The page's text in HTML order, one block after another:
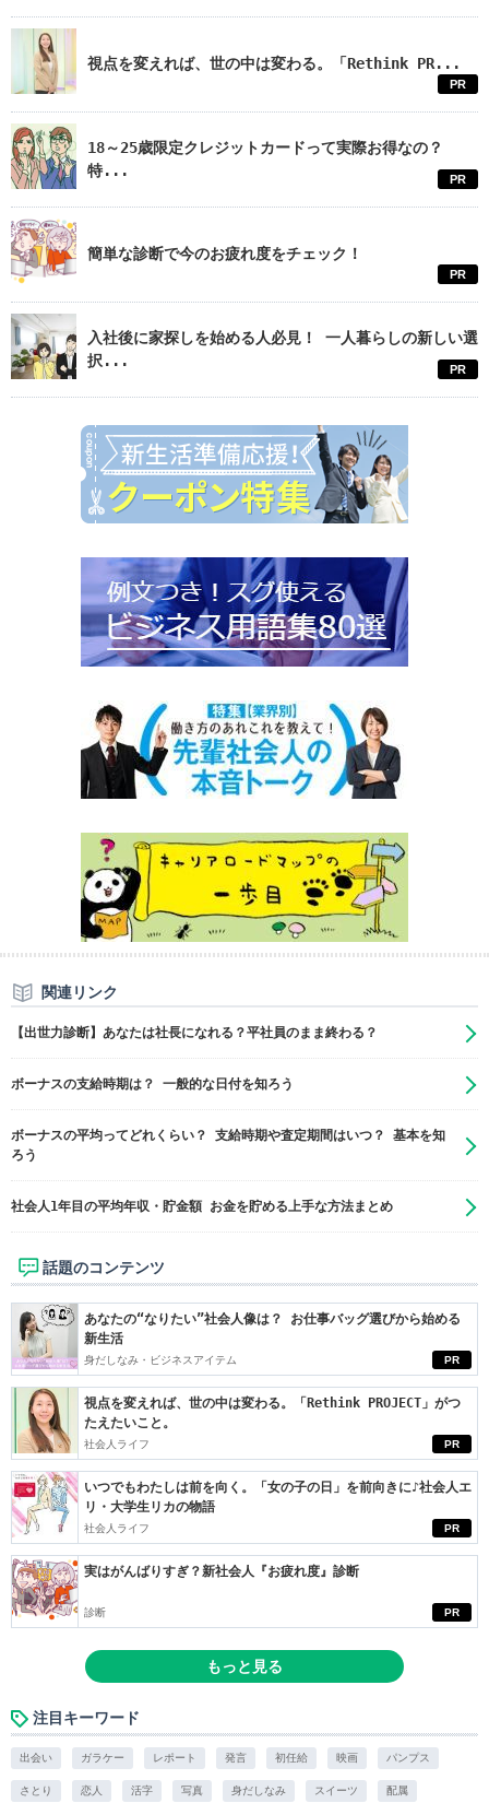
視点を変えれば、世の中は変わる。「Rethink PR...
PR
18～25歳限定クレジットカードって実際お得なの？
特...
PR
簡単な診断で今のお疲れ度をチェック！
PR
入社後に家探しを始める人必見！ 一人暮らしの新しい選
択...
PR
関連リンク
【出世力診断】あなたは社長になれる？平社員のまま終わる？
ボーナスの支給時期は？ 一般的な日付を知ろう
ボーナスの平均ってどれくらい？ 支給時期や査定期間はいつ？ 基本を知
ろう
社会人1年目の平均年収・貯金額 お金を貯める上手な方法まとめ
話題のコンテンツ
PR
あなたの“なりたい”社会人像は？ お仕事バッグ選びから始める
新生活
身だしなみ・ビジネスアイテム
PR
視点を変えれば、世の中は変わる。「Rethink PROJECT」がつ
たえたいこと。
社会人ライフ
PR
いつでもわたしは前を向く。「女の子の日」を前向きに♪社会人エ
リ・大学生リカの物語
社会人ライフ
PR
実はがんばりすぎ？新社会人『お疲れ度』診断
診断
もっと見る
注目キーワード
出会い ガラケー レポート 発言 初任給 映画 パンプス
さとり 恋人 活字 写真 身だしなみ スイーツ 配属